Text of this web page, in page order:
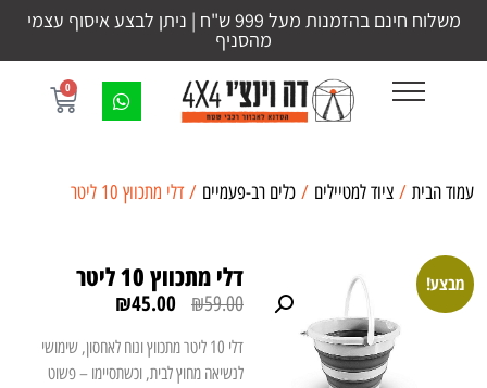
משלוח חינם בהזמנות מעל 999 ש"ח | ניתן לבצע איסוף עצמי
מהסניף
0
עמוד הבית / ציוד למטיילים / כלים רב-פעמיים / דלי מתכווץ 10 ליטר
מבצע! דלי מתכווץ 10 ליטר
₪59.00
₪45.00
דלי 10 ליטר מתכווץ ונוח לאחסון, שימושי
לנשיאה מחוץ לבית, וכשתסיימו – פשוט